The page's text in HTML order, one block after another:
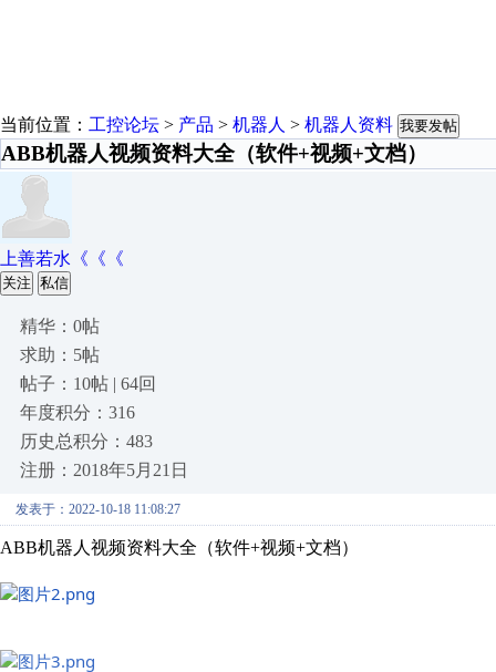
当前位置： 工控论坛 > 产品 > 机器人 > 机器人资料 我要发帖
ABB机器人视频资料大全（软件+视频+文档）
上善若水《《《
关注 私信
精华：0帖
求助：5帖
帖子：10帖 | 64回
年度积分：316
历史总积分：483
注册：2018年5月21日
发表于：2022-10-18 11:08:27
ABB机器人视频资料大全（软件+视频+文档）